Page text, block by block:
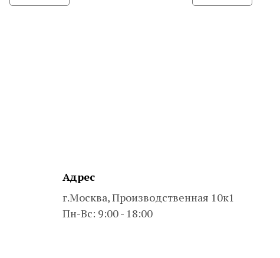
Адрес
г.Москва, Производственная 10к1
Пн-Вс: 9:00 - 18:00